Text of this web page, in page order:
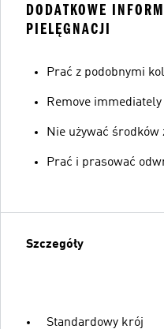
DODATKOWE
PIELĘGNACJI
Prać z podobnymi
Remove immediately
Nie używać środków
Prać i prasować
Szczegóły
Standardowy krój